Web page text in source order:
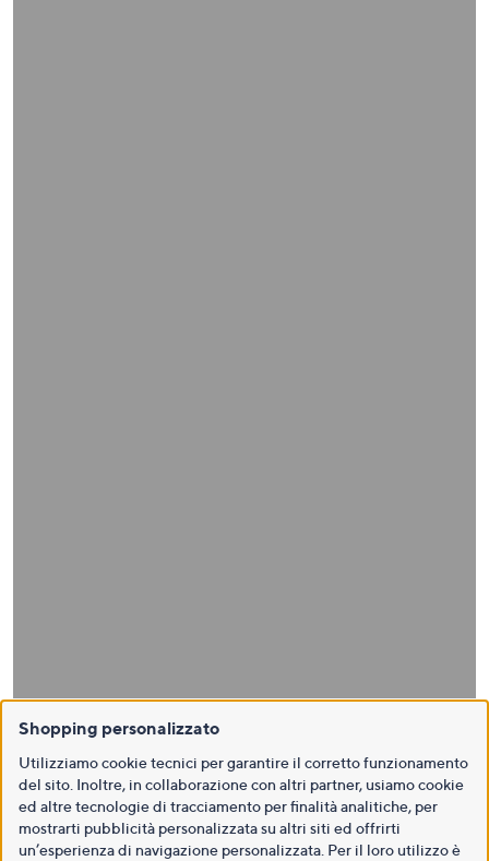
Shopping personalizzato
Utilizziamo cookie tecnici per garantire il corretto funzionamento
del sito. Inoltre, in collaborazione con altri partner, usiamo cookie
ed altre tecnologie di tracciamento per finalità analitiche, per
mostrarti pubblicità personalizzata su altri siti ed offrirti
un’esperienza di navigazione personalizzata. Per il loro utilizzo è